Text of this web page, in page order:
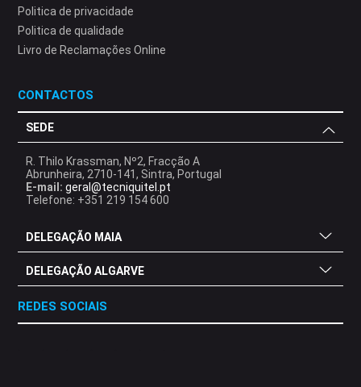
Politica de privacidade
Politica de qualidade
Livro de Reclamações Online
CONTACTOS
SEDE
R. Thilo Krassman, Nº2, Fracção A
Abrunheira, 2710-141, Sintra, Portugal
E-mail: geral@tecniquitel.pt
Telefone: +351 219 154 600
DELEGAÇÃO MAIA
DELEGAÇÃO ALGARVE
REDES SOCIAIS